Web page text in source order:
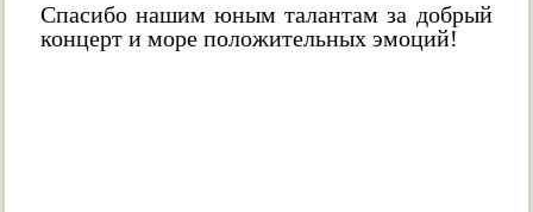
Спасибо нашим юным талантам за добрый
концерт и море положительных эмоций!